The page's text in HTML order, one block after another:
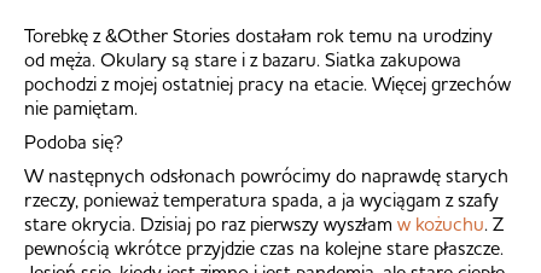
Torebkę z &Other Stories dostałam rok temu na urodziny
od męża. Okulary są stare i z bazaru. Siatka zakupowa
pochodzi z mojej ostatniej pracy na etacie. Więcej grzechów
nie pamiętam.
Podoba się?
W następnych odsłonach powrócimy do naprawdę starych
rzeczy, ponieważ temperatura spada, a ja wyciągam z szafy
stare okrycia. Dzisiaj po raz pierwszy wyszłam w kożuchu. Z
pewnością wkrótce przyjdzie czas na kolejne stare płaszcze.